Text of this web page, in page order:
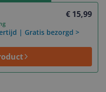
€ 15,99
| Gratis bezorgd >